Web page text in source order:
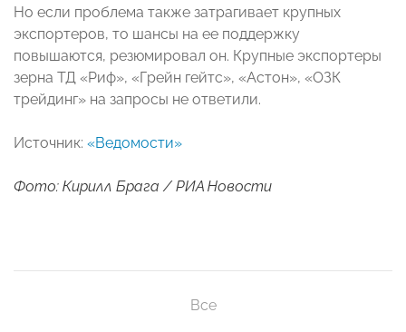
Но если проблема также затрагивает крупных
экспортеров, то шансы на ее поддержку
повышаются, резюмировал он. Крупные экспортеры
зерна ТД «Риф», «Грейн гейтс», «Астон», «ОЗК
трейдинг» на запросы не ответили.
Источник: «Ведомости»
Фото: Кирилл Брага / РИА Новости
Все